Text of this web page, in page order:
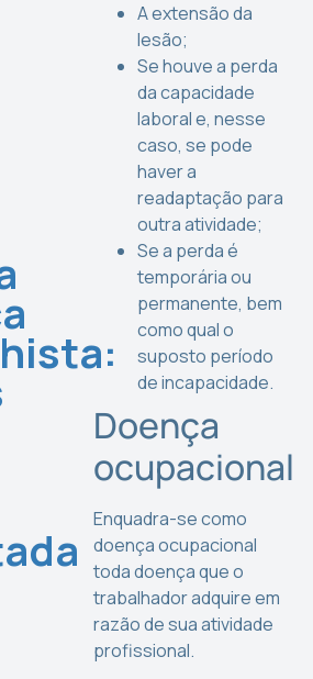
A extensão da
lesão;
Se houve a perda
da capacidade
laboral e, nesse
caso, se pode
haver a
readaptação para
outra atividade;
Se a perda é
temporária ou
permanente, bem
como qual o
suposto período
de incapacidade.
Doença
ocupacional
Enquadra-se como
doença ocupacional
toda doença que o
trabalhador adquire em
razão de sua atividade
profissional.